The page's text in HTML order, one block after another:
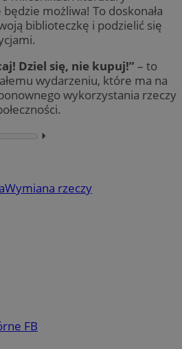
możliwa! To doskonała
biblioteczkę i podzielić się
Dziel się, nie kupuj!” – to
wydarzeniu, które ma na
wykorzystania rzeczy
⏵︎
Wymiana rzeczy
FB